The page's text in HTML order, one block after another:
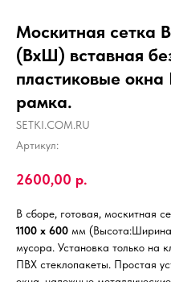
Москитная сетка
(ВхШ) вставная
пластиковые
рамка.
SETKI.COM.RU
Артикул:
2600,00 р.
В сборе, готовая, москитная
1100 х 600 мм (Высота:Ширина
мусора. Установка только на
ПВХ стеклопакеты. Простая